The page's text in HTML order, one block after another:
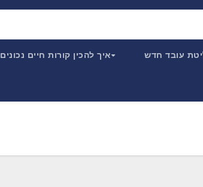
עובד חדש איך להכין קורות חיים נכונים